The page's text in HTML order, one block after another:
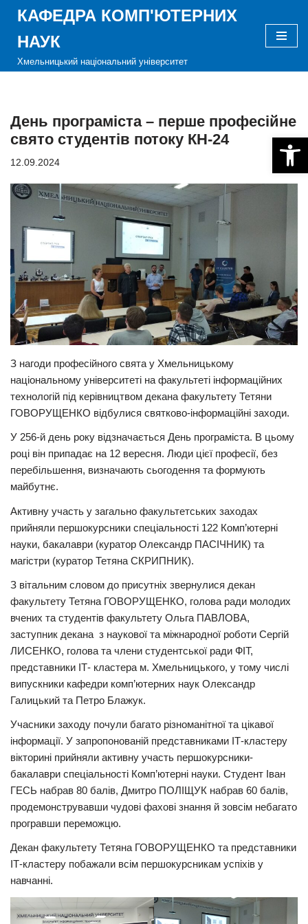
Перейти
вмісту
КАФЕДРА КОМП'ЮТЕРНИХ
НАУК
Хмельницький національний університет
День програміста – перше професійне
свято студентів потоку КН-24
12.09.2024
З нагоди професійного свята у Хмельницькому
національному університеті на факультеті інформаційних
технологій під керівництвом декана факультету Тетяни
ГОВОРУЩЕНКО відбулися святково-інформаційні заходи.
У 256-й день року відзначається День програміста. В цьому
році він припадає на 12 вересня. Люди цієї професії, без
перебільшення, визначають сьогодення та формують
майбутнє.
Активну участь у загально факультетських заходах
прийняли першокурсники спеціальності 122 Комп’ютерні
науки, бакалаври (куратор Олександр ПАСІЧНИК) та
магістри (куратор Тетяна СКРИПНИК).
З вітальним словом до присутніх звернулися декан
факультету Тетяна ГОВОРУЩЕНКО, голова ради молодих
вчених та студентів факультету Ольга ПАВЛОВА,
заступник декана з наукової та міжнародної роботи Сергій
ЛИСЕНКО, голова та члени студентської ради ФІТ,
представники ІТ- кластера м. Хмельницького, у тому числі
випускники кафедри комп’ютерних наук Олександр
Галицький та Петро Блажук.
Учасники заходу почули багато різноманітної та цікавої
інформації. У запропонованій представниками ІТ-кластеру
вікторині прийняли активну участь першокурсники-
бакалаври спеціальності Комп’ютерні науки. Студент Іван
ГЕСЬ набрав 80 балів, Дмитро ПОЛІЩУК набрав 60 балів,
продемонструвавши чудові фахові знання й зовсім небагато
програвши переможцю.
Декан факультету Тетяна ГОВОРУЩЕНКО та представники
ІТ-кластеру побажали всім першокурсникам успіхів у
навчанні.